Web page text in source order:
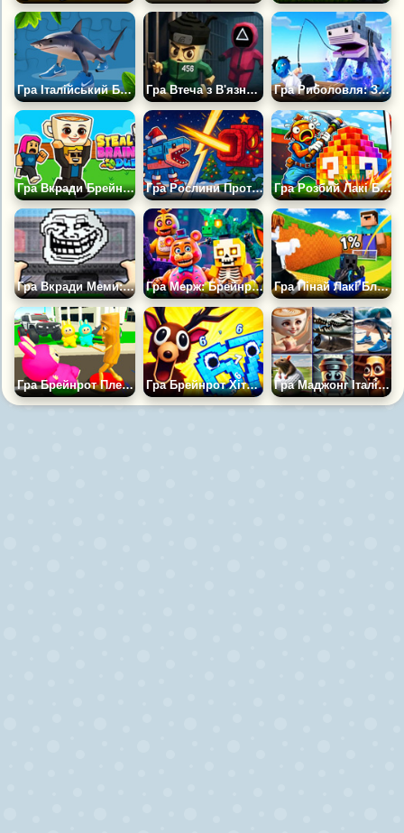
Гра Італійський Брейнрот Пазли Гра Втеча з В'язниці - Брейнроти (Гра в Кальмара) Гра Риболовля: Злови Брейнрота: Тролфейс
Гра Вкради Брейнрот Дуель Гра Рослини Проти Брейнротів. Роббі Гра Розбий Лакі Блоки з Брейнротами
Гра Вкради Меми: Онлайн Гра Мерж: Брейнроти — Майн і ФНАФ Гра Пінай Лакі Блок — Здобувай Мобів Брейнрот у Майні
Гра Брейнрот Плейграунд - Пісочниця в 3д Гра Брейнрот Хіти Мемна Музика Вкради Брейнрот Гра Маджонг Італійські Брейнрот Тварини